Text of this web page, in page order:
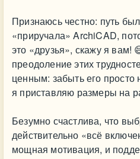
Признаюсь честно: путь
«приручала» ArchiCAD,
это «друзья», скажу я вам!
преодоление этих
ценным: забыть его просто
я приставляю размеры на
Безумно счастлива, что
действительно «всё
мощная мотивация, и